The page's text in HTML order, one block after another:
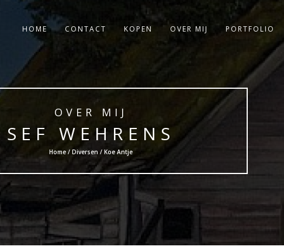
HOME CONTACT KOPEN OVER MIJ PORTFOLIO
OVER MIJ
SEF WEHRENS
Home / Diversen / Koe Antje